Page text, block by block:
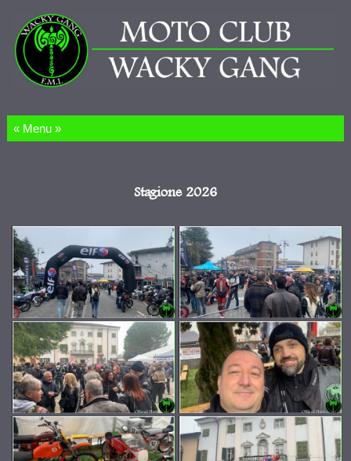
Salta al contenuto
Stagione 2026